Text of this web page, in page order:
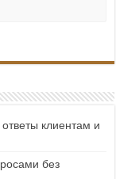
клиентам и
без